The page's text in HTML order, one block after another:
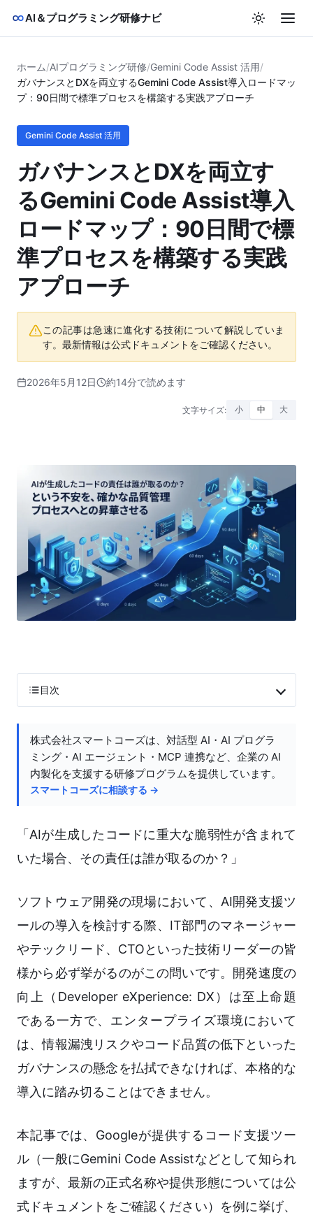
AI＆プログラミング研修ナビ
ホーム/AIプログラミング研修/Gemini Code Assist 活用/
ガバナンスとDXを両立するGemini Code Assist導入ロードマッ
プ：90日間で標準プロセスを構築する実践アプローチ
Gemini Code Assist 活用
ガバナンスとDXを両立す
るGemini Code Assist導入
ロードマップ：90日間で標
準プロセスを構築する実践
アプローチ
この記事は急速に進化する技術について解説していま
す。最新情報は公式ドキュメントをご確認ください。
2026年5月12日 約14分で読めます
文字サイズ: 小 中 大
目次
株式会社スマートコーズは、対話型 AI・AI プログラ
ミング・AI エージェント・MCP 連携など、企業の AI
内製化を支援する研修プログラムを提供しています。
スマートコーズに相談する →
「AIが生成したコードに重大な脆弱性が含まれて
いた場合、その責任は誰が取るのか？」
ソフトウェア開発の現場において、AI開発支援ツ
ールの導入を検討する際、IT部門のマネージャー
やテックリード、CTOといった技術リーダーの皆
様から必ず挙がるのがこの問いです。開発速度の
向上（Developer eXperience: DX）は至上命題
である一方で、エンタープライズ環境において
は、情報漏洩リスクやコード品質の低下といった
ガバナンスの懸念を払拭できなければ、本格的な
導入に踏み切ることはできません。
本記事では、Googleが提供するコード支援ツー
ル（一般にGemini Code Assistなどとして知られ
ますが、最新の正式名称や提供形態については公
式ドキュメントをご確認ください）を例に挙げ、